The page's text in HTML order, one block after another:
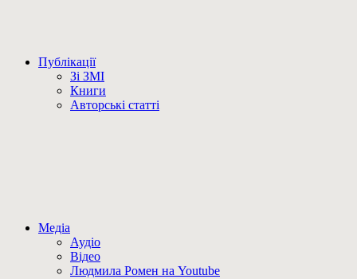
Публікації
Зі ЗМІ
Книги
Авторські статті
Медіа
Аудіо
Відео
Людмила Ромен на Youtube